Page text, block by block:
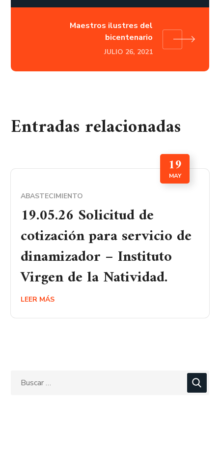
Maestros ilustres del
bicentenario
JULIO 26, 2021
Entradas relacionadas
19
MAY
ABASTECIMIENTO
19.05.26 Solicitud de
cotización para servicio de
dinamizador – Instituto
Virgen de la Natividad.
LEER MÁS